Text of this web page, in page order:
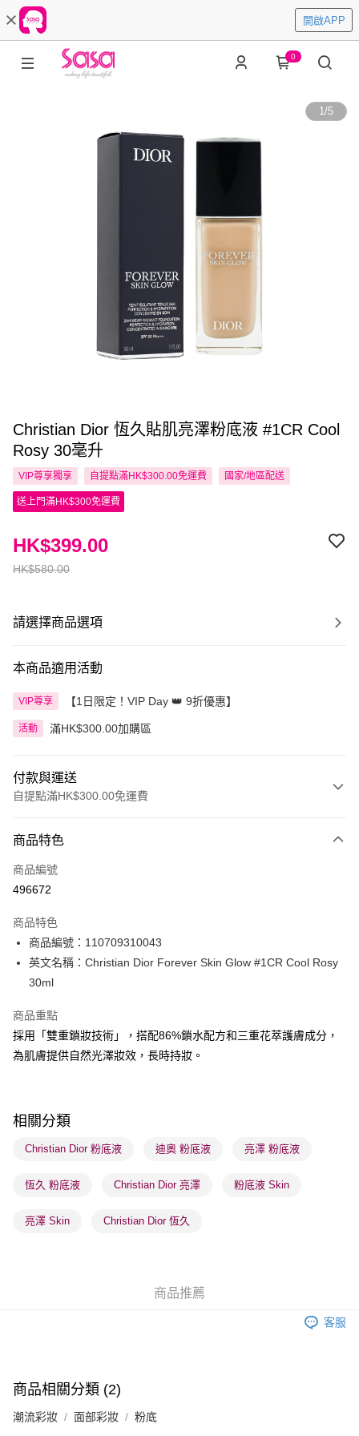
開啟APP
0
1/5
Christian Dior 恆久貼肌亮澤粉底液 #1CR Cool
Rosy 30毫升
VIP尊享獨享 自提點滿HK$300.00免運費 國家/地區配送
送上門滿HK$300免運費
HK$580.00
HK$399.00
請選擇商品選項
本商品適用活動
VIP尊享 【1日限定！VIP Day 👑 9折優惠】
活動 滿HK$300.00加購區
付款與運送
自提點滿HK$300.00免運費
信用卡
Apple Pay
PayMe
WeChat Pay
送貨方式
順豐自助櫃 - 確認發貨後1-3個工作天送達
順豐站及營業點 - 確認發貨後1-3個工作天送達
物流公司進行物流配送
澳門地區配送 - 確認發貨後1-4個工作天送達
商品特色
商品編號
496672
商品特色
商品編號：110709310043
英文名稱：Christian Dior Forever Skin Glow #1CR Cool Rosy
30ml
商品重點
採用「雙重鎖妝技術」，搭配86%鎖水配方和三重花萃護膚成分，
為肌膚提供自然光澤妝效，長時持妝。
相關分類
Christian Dior 粉底液 迪奧 粉底液 亮澤 粉底液
恆久 粉底液 Christian Dior 亮澤 粉底液 Skin
亮澤 Skin Christian Dior 恆久
商品推薦
客服
商品相關分類 (2)
潮流彩妝 面部彩妝 粉底